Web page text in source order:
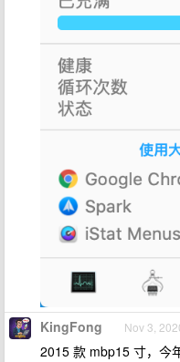
KingFong Nov 3,
2015 款 mbp15 寸，今